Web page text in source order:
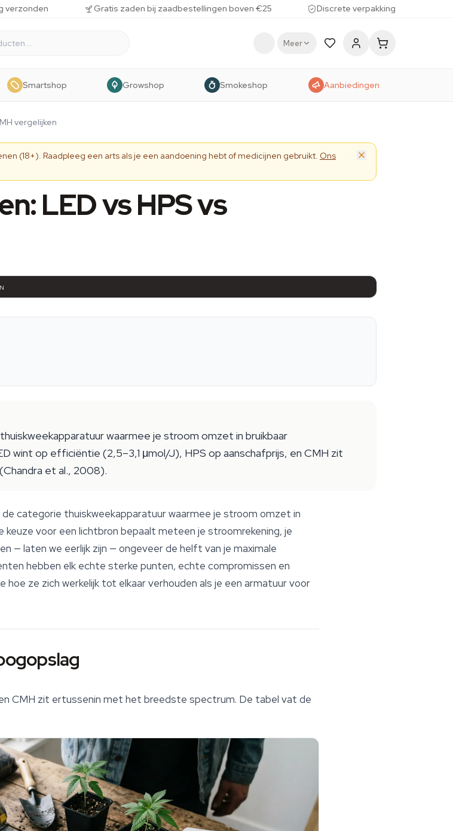
verzonden Gratis zaden bij zaadbestellingen boven €25 Discrete verpakking
Meer
Smartshop Growshop Smokeshop Aanbiedingen
vergelijken
(18+). Raadpleeg een arts als je een aandoening hebt of medicijnen gebruikt. Ons
LED vs HPS vs
waarmee je stroom omzet in bruikbaar
wint op efficiëntie (2,5–3,1 μmol/J), HPS op aanschafprijs, en CMH zit
et al., 2008).
categorie thuiskweekapparatuur waarmee je stroom omzet in
voor een lichtbron bepaalt meteen je stroomrekening, je
— laten we eerlijk zijn — ongeveer de helft van je maximale
hebben elk echte sterke punten, echte compromissen en
hoe ze zich werkelijk tot elkaar verhouden als je een armatuur voor
CMH zit ertussenin met het breedste spectrum. De tabel vat de